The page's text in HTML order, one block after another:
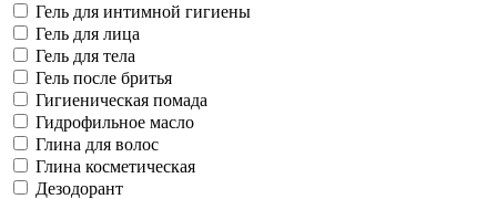
Гель для интимной гигиены
Гель для лица
Гель для тела
Гель после бритья
Гигиеническая помада
Гидрофильное масло
Глина для волос
Глина косметическая
Дезодорант